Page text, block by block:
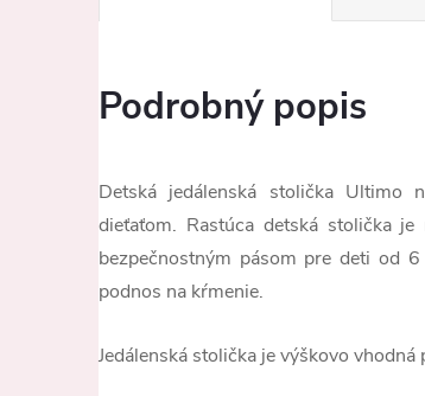
Podrobný popis
Detská jedálenská stolička Ultimo
dieťaťom. Rastúca detská stolička
bezpečnostným pásom pre deti od
podnos na kŕmenie.
Jedálenská stolička je výškovo